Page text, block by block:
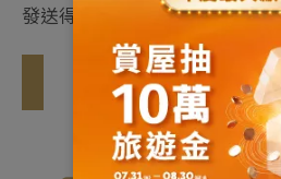
發送得獎通知
超級好友 升級步驟